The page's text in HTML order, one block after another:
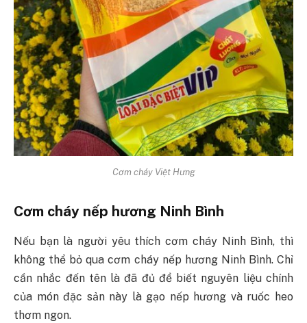
Cơm cháy Việt Hưng
Cơm cháy nếp hương Ninh Bình
Nếu bạn là người yêu thích cơm cháy Ninh Bình, thì
không thể bỏ qua cơm cháy nếp hương Ninh Bình. Chỉ
cần nhắc đến tên là đã đủ để biết nguyên liệu chính
của món đặc sản này là gạo nếp hương và ruốc heo
thơm ngon.